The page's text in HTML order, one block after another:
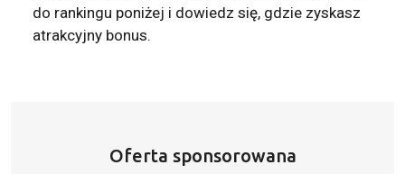
do rankingu poniżej i dowiedz się, gdzie zyskasz
atrakcyjny bonus.
Oferta sponsorowana